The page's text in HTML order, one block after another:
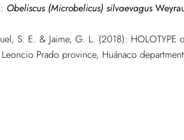
Obeliscus (Microbelicus) silvaevagus
S. E. & Jaime, G. L. (2018): HOLOTYPE
Leoncio Prado province, Huánaco